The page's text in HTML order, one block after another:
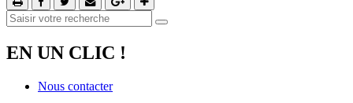
EN UN CLIC !
Nous contacter